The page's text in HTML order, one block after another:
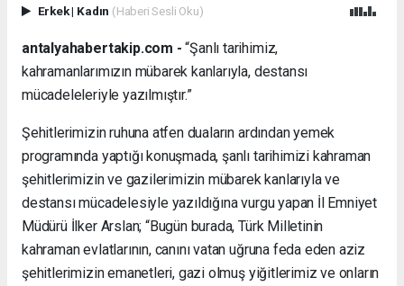
Erkek| Kadın (Haberi Sesli Oku)
antalyahabertakip.com - “Şanlı tarihimiz,
kahramanlarımızın mübarek kanlarıyla, destansı
mücadeleleriyle yazılmıştır.”
Şehitlerimizin ruhuna atfen duaların ardından yemek
programında yaptığı konuşmada, şanlı tarihimizi kahraman
şehitlerimizin ve gazilerimizin mübarek kanlarıyla ve
destansı mücadelesiyle yazıldığına vurgu yapan İl Emniyet
Müdürü İlker Arslan; “Bugün burada, Türk Milletinin
kahraman evlatlarının, canını vatan uğruna feda eden aziz
şehitlerimizin emanetleri, gazi olmuş yiğitlerimiz ve onların